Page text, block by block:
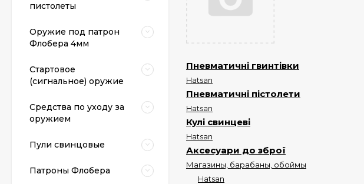
Пневматичні гвинтівки
Hatsan
Пневматичні пістолети
Hatsan
Кулі свинцеві
Hatsan
Аксесуари до зброї
Магазины, барабаны, обоймы
Hatsan
пистолеты
Оружие под патрон
Флобера 4мм
Стартовое
(сигнальное) оружие
Средства по уходу за
оружием
Пули свинцовые
Патроны Флобера